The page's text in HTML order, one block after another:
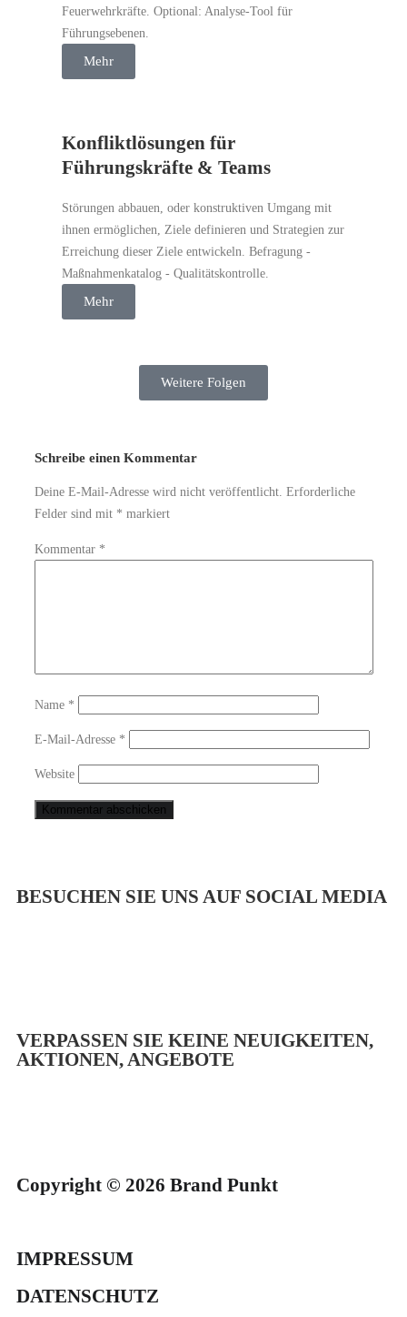
Feuerwehrkräfte. Optional: Analyse-Tool für
Führungsebenen.
Mehr
Konfliktlösungen für
Führungskräfte & Teams
Störungen abbauen, oder konstruktiven Umgang mit
ihnen ermöglichen, Ziele definieren und Strategien zur
Erreichung dieser Ziele entwickeln. Befragung -
Maßnahmenkatalog - Qualitätskontrolle.
Mehr
Weitere Folgen
Schreibe einen Kommentar
Deine E-Mail-Adresse wird nicht veröffentlicht. Erforderliche
Felder sind mit * markiert
Kommentar *
Name *
E-Mail-Adresse *
Website
BESUCHEN SIE UNS AUF SOCIAL MEDIA
VERPASSEN SIE KEINE NEUIGKEITEN,
AKTIONEN, ANGEBOTE
Copyright © 2026 Brand Punkt
IMPRESSUM
DATENSCHUTZ